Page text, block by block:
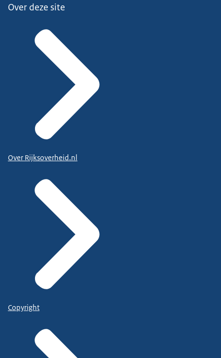
Over deze site
Over Rijksoverheid.nl
Copyright